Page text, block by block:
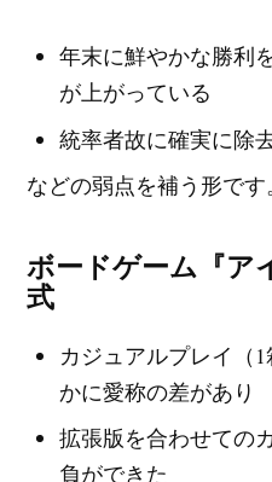
年末に鮮やかな勝利
が上がっている
統率者故に確実に除
などの弱点を補う形です
ボードゲーム『ア
式
カジュアルプレイ（
かに愛称の差があり
拡張版を合わせての
負ができた